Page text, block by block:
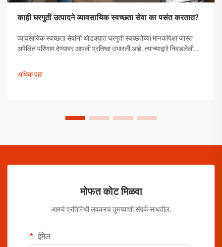
काही घरगुती उत्पादने व्यावसायिक स्वच्छता सेवा का पसंत करतात?
व्यावसायिक स्वच्छता सेवांनी थोडक्यात घरगुती स्वच्छतेच्या मानकांपेक्षा जास्त
अपेक्षित परिणाम देण्यावर आपली प्रतिष्ठा उभारली आहे. त्यांच्याद्वारे निवडलेली
काळजीपूर्वक निवडलेली उपाययोजना आहेत.
अधिक पहा
मोफत कोट मिळवा
आमचे प्रतिनिधी लवकरच तुमच्याशी संपर्क साधतील.
ईमेल